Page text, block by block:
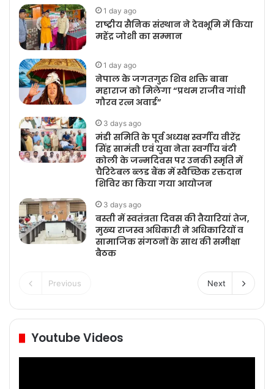
1 day ago
राष्ट्रीय सैनिक संस्थान ने देवभूमि में किया
महेंद्र जोशी का सम्मान
1 day ago
नेपाल के जगतगुरु शिव शक्ति बाबा
महाराज को मिलेगा “प्रथम राजीव गांधी
गौरव रत्न अवार्ड”
3 days ago
मंडी समिति के पूर्व अध्यक्ष स्वर्गीय वीरेंद्र
सिंह सामंती एवं युवा नेता स्वर्गीय बंटी
कोली के जन्मदिवस पर उनकी स्मृति में
चैरिटेबल ब्लड बैंक में स्वैच्छिक रक्तदान
शिविर का किया गया आयोजन
3 days ago
बस्ती में स्वतंत्रता दिवस की तैयारियां तेज,
मुख्य राजस्व अधिकारी ने अधिकारियों व
सामाजिक संगठनों के साथ की समीक्षा
बैठक
Previous Next
Youtube Videos